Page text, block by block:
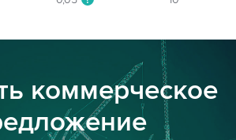
коммерческое